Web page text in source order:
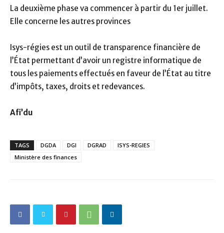
La deuxième phase va commencer à partir du 1er juillet.
Elle concerne les autres provinces
Isys-régies est un outil de transparence financière de
l’État permettant d’avoir un registre informatique de
tous les paiements effectués en faveur de l’État au titre
d’impôts, taxes, droits et redevances.
Afi’du
TAGS DGDA DGI DGRAD
ISYS-REGIES
Ministère des finances